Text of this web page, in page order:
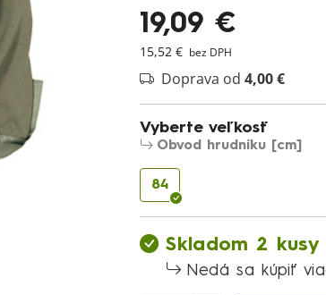
19,09 €
15,52 € bez DPH
Doprava od 4,00 €
Vyberte veľkosť
Obvod hrudníku [cm]
84
Skladom 2 kusy
Nedá sa kúpiť